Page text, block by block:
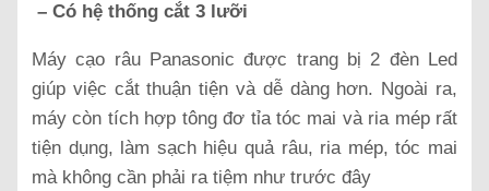
– Có hệ thống cắt 3 lưỡi
Máy cạo râu Panasonic được trang bị 2 đèn Led
giúp việc cắt thuận tiện và dễ dàng hơn. Ngoài ra,
máy còn tích hợp tông đơ tỉa tóc mai và ria mép rất
tiện dụng, làm sạch hiệu quả râu, ria mép, tóc mai
mà không cần phải ra tiệm như trước đây